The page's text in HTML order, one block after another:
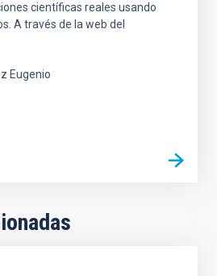
científicas reales usando
A través de la web del
Eugenio